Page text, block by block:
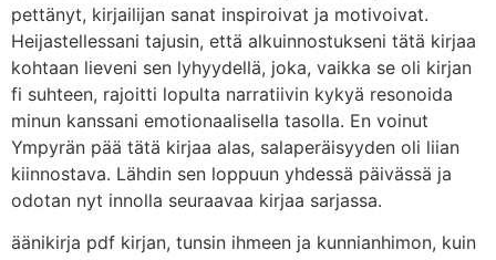
pettänyt, kirjailijan sanat inspiroivat ja motivoivat.
Heijastellessani tajusin, että alkuinnostukseni tätä kirjaa
kohtaan lieveni sen lyhyydellä, joka, vaikka se oli kirjan
fi suhteen, rajoitti lopulta narratiivin kykyä resonoida
minun kanssani emotionaalisella tasolla. En voinut
Ympyrän pää tätä kirjaa alas, salaperäisyyden oli liian
kiinnostava. Lähdin sen loppuun yhdessä päivässä ja
odotan nyt innolla seuraavaa kirjaa sarjassa.
äänikirja pdf kirjan, tunsin ihmeen ja kunnianhimon, kuin